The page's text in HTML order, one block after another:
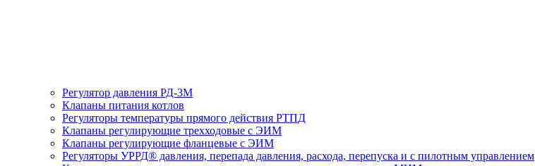
Регулятор давления РД-3М
Клапаны питания котлов
Регуляторы температуры прямого действия РТПД
Клапаны регулирующие трехходовые с ЭИМ
Клапаны регулирующие фланцевые с ЭИМ
Регуляторы УРРД® давления, перепада давления, расхода, перепуска и с пилотным управлением